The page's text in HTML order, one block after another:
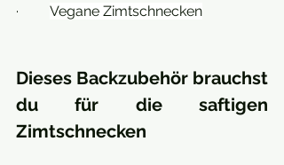
· Vegane Zimtschnecken
Dieses Backzubehör brauchst
du für die saftigen
Zimtschnecken